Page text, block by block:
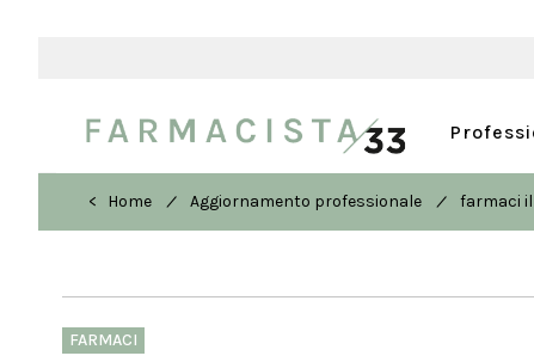
< Home / Aggiornamento professionale / farmaci
FARMACI